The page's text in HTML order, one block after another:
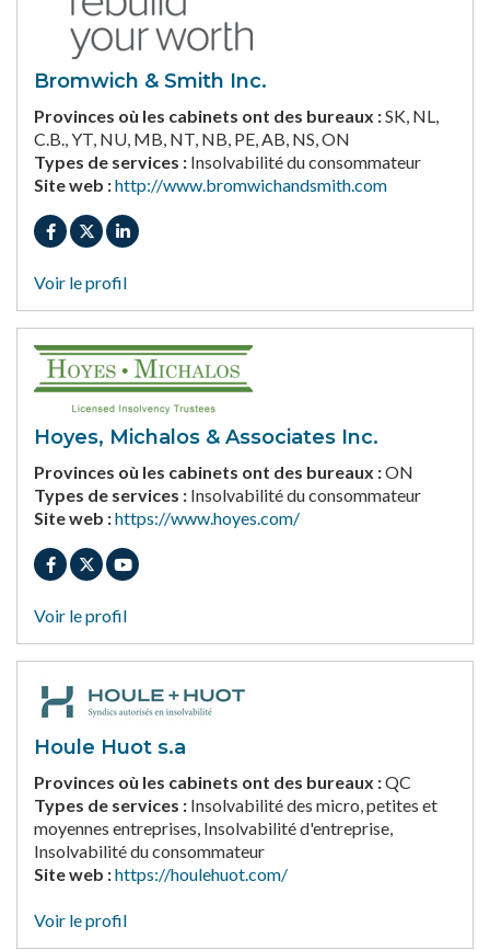
Bromwich & Smith Inc.
Provinces où les cabinets ont des bureaux :SK, NL,
C.B., YT, NU, MB, NT, NB, PE, AB, NS, ON
Types de services : Insolvabilité du consommateur
Site web :http://www.bromwichandsmith.com
Voir le profil
Hoyes, Michalos & Associates Inc.
Provinces où les cabinets ont des bureaux :ON
Types de services : Insolvabilité du consommateur
Site web :https://www.hoyes.com/
Voir le profil
Houle Huot s.a
Provinces où les cabinets ont des bureaux :QC
Types de services : Insolvabilité des micro, petites et
moyennes entreprises, Insolvabilité d'entreprise,
Insolvabilité du consommateur
Site web :https://houlehuot.com/
Voir le profil